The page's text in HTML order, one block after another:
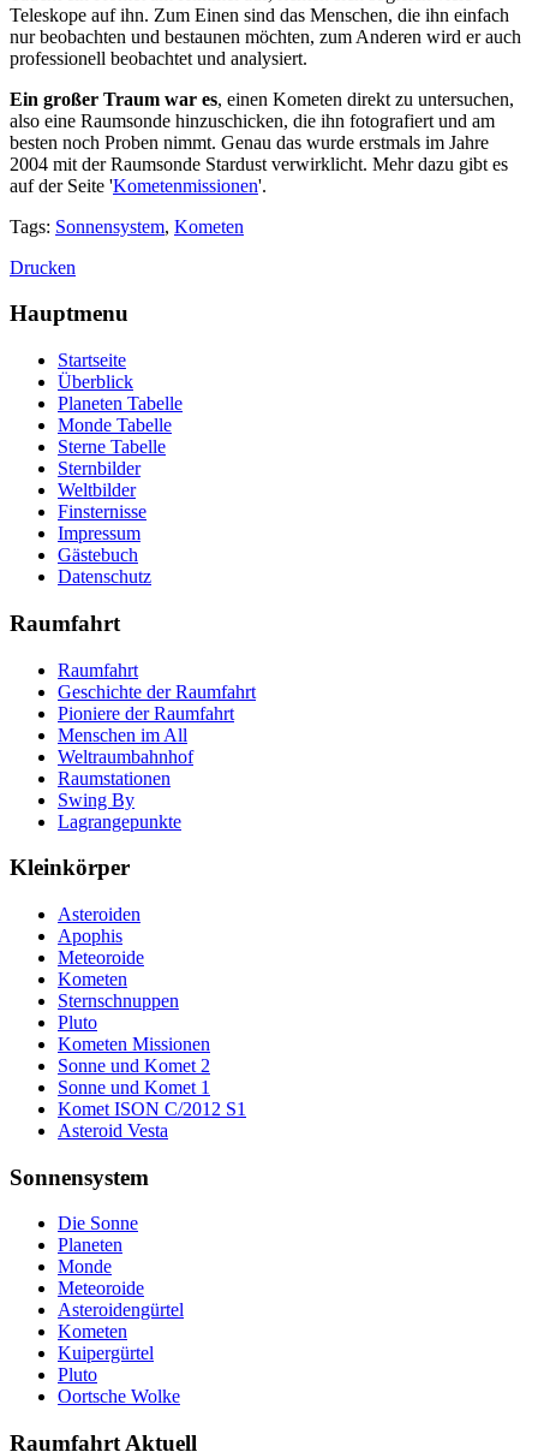
Teleskope auf ihn. Zum Einen sind das Menschen, die ihn einfach
nur beobachten und bestaunen möchten, zum Anderen wird er auch
professionell beobachtet und analysiert.
Ein großer Traum war es, einen Kometen direkt zu untersuchen,
also eine Raumsonde hinzuschicken, die ihn fotografiert und am
besten noch Proben nimmt. Genau das wurde erstmals im Jahre
2004 mit der Raumsonde Stardust verwirklicht. Mehr dazu gibt es
auf der Seite 'Kometenmissionen'.
Tags: Sonnensystem, Kometen
Drucken
Hauptmenu
Startseite
Überblick
Planeten Tabelle
Monde Tabelle
Sterne Tabelle
Sternbilder
Weltbilder
Finsternisse
Impressum
Gästebuch
Datenschutz
Raumfahrt
Raumfahrt
Geschichte der Raumfahrt
Pioniere der Raumfahrt
Menschen im All
Weltraumbahnhof
Raumstationen
Swing By
Lagrangepunkte
Kleinkörper
Asteroiden
Apophis
Meteoroide
Kometen
Sternschnuppen
Pluto
Kometen Missionen
Sonne und Komet 2
Sonne und Komet 1
Komet ISON C/2012 S1
Asteroid Vesta
Sonnensystem
Die Sonne
Planeten
Monde
Meteoroide
Asteroidengürtel
Kometen
Kuipergürtel
Pluto
Oortsche Wolke
Raumfahrt Aktuell